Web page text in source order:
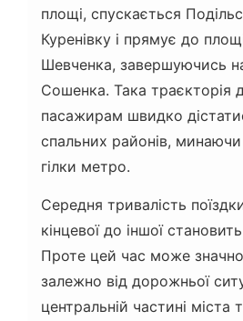
площі, спускається
Куренівку і прямує до
Шевченка, завершуючись
Сошенка. Така траєкторія
пасажирам швидко
спальних районів, минаючи
гілки метро.
Середня тривалість
кінцевої до іншої
Проте цей час може
залежно від дорожньої
центральній частині міста